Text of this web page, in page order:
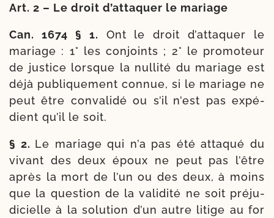
Art. 2 – Le droit d’attaquer le mariage
Can. 1674 § 1. Ont le droit d’attaquer le
mariage : 1° les conjoints ; 2° le pro­mo­teur
de jus­tice lorsque la nul­li­té du mariage est
déjà publi­que­ment connue, si le mariage ne
peut être conva­li­dé ou s’il n’est pas expé­
dient qu’il le soit.
§ 2. Le mariage qui n’a pas été atta­qué du
vivant des deux époux ne peut pas l’être
après la mort de l’un ou des deux, à moins
que la ques­tion de la vali­di­té ne soit pré­ju­
di­cielle à la solu­tion d’un autre litige au for